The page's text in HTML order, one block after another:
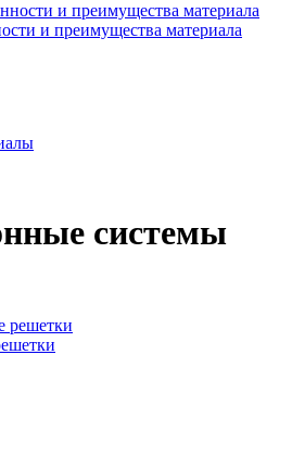
и преимущества материала
системы